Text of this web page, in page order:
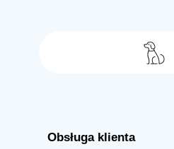
Obsługa klienta